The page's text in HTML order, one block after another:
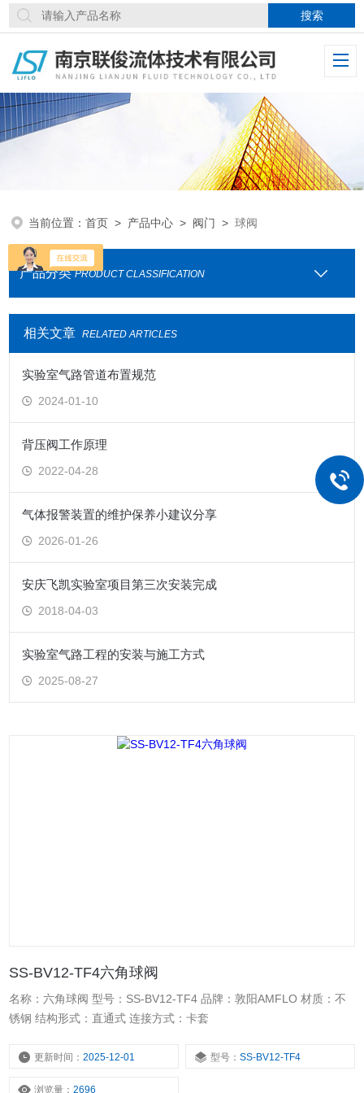
当前位置：首页 > 产品中心 > 阀门 >球阀
产品分类 PRODUCT CLASSIFICATION
相关文章 RELATED ARTICLES
实验室气路管道布置规范
2024-01-10
背压阀工作原理
2022-04-28
气体报警装置的维护保养小建议分享
2026-01-26
安庆飞凯实验室项目第三次安装完成
2018-04-03
实验室气路工程的安装与施工方式
2025-08-27
SS-BV12-TF4六角球阀
名称：六角球阀 型号：SS-BV12-TF4 品牌：敦阳AMFLO 材质：不
锈钢 结构形式：直通式 连接方式：卡套
更新时间：2025-12-01 型号：SS-BV12-TF4
浏览量：2696